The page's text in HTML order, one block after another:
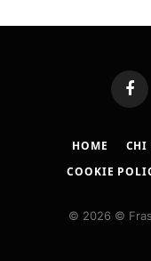
HOME CHI
COOKIE
© 2026 ©